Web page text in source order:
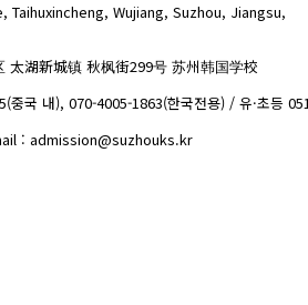
Taihuxincheng, Wujiang, Suzhou, Jiangsu,
太湖新城镇 秋枫街299号 苏州韩国学校
중국 내), 070-4005-1863(한국전용) / 유·초등
: admission@suzhouks.kr